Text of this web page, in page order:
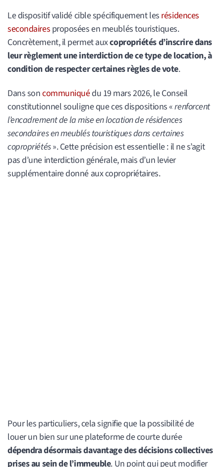
Le dispositif validé cible spécifiquement les résidences
secondaires proposées en meublés touristiques.
Concrètement, il permet auxcopropriétés d’inscrire dans
leur règlement une interdiction de ce type de location, à
condition de respecter certaines règles de vote.
Dans soncommuniquédu 19 mars 2026, le Conseil
constitutionnel souligne que ces dispositions «renforcent
l’encadrement de la mise en location de résidences
secondaires en meublés touristiques dans certaines
copropriétés». Cette précision est essentielle : il ne s’agit
pas d’une interdiction générale, mais d’un levier
supplémentaire donné aux copropriétaires.
Pour les particuliers, cela signifie que la possibilité de
louer un bien sur une plateforme de courte durée
dépendra désormais davantage des décisions collectives
prises au sein de l’immeuble. Un point qui peut modifier